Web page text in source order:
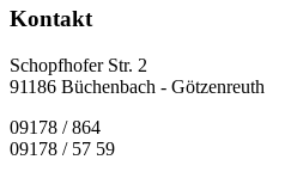
Kontakt
Schopfhofer Str. 2
91186 Büchenbach - Götzenreuth
09178 / 864
09178 / 57 59